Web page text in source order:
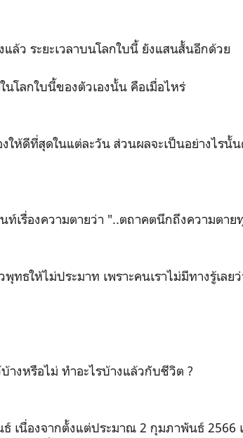
ล้ว ระยะเวลาบนโลกใบนี้ ยังแสนสั้นอีกด้วย
โลกใบนี้ของตัวเองนั้น คือเมื่อไหร่
ห้ดีที่สุดในแต่ละวัน ส่วนผลจะเป็นอย่างไรนั้
เรื่องความตายว่า "..ตถาคตนึกถึงความตาย
ให้ไม่ประมาท เพราะคนเราไม่มีทางรู้เลยว่
งหรือไม่ ทำอะไรบ้างแล้วกับชีวิต ?
นื่องจากตั้งแต่ประมาณ 2 กุมภาพันธ์ 2566